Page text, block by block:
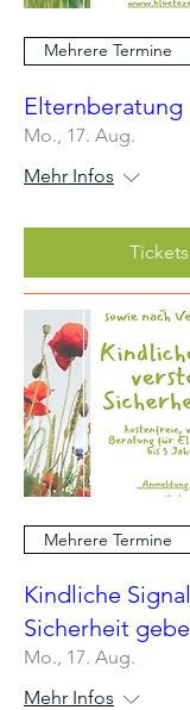
Mehrere Termine
Elternberatung
Mo., 17. Aug.
Mehr Infos
Mehrere Termine
Kindliche
Sicherheit
Mo., 17. Aug.
Mehr Infos